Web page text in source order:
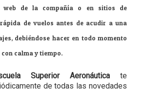
de la compañía o en sitios de
de vuelos antes de acudir a una
debiéndose hacer en todo momento
calma y tiempo.
Superior Aeronáutica te
de todas las novedades